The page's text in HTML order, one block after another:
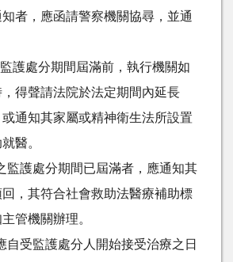
者，應函請警察機關協尋，並通
護處分期間屆滿前，執行機關如
得聲請法院於法定期間內延長
通知其家屬或精神衛生法所設置
醫。
監護處分期間已屆滿者，應通知其
，其符合社會救助法醫療補助標
管機關辦理。
自受監護處分人開始接受治療之日